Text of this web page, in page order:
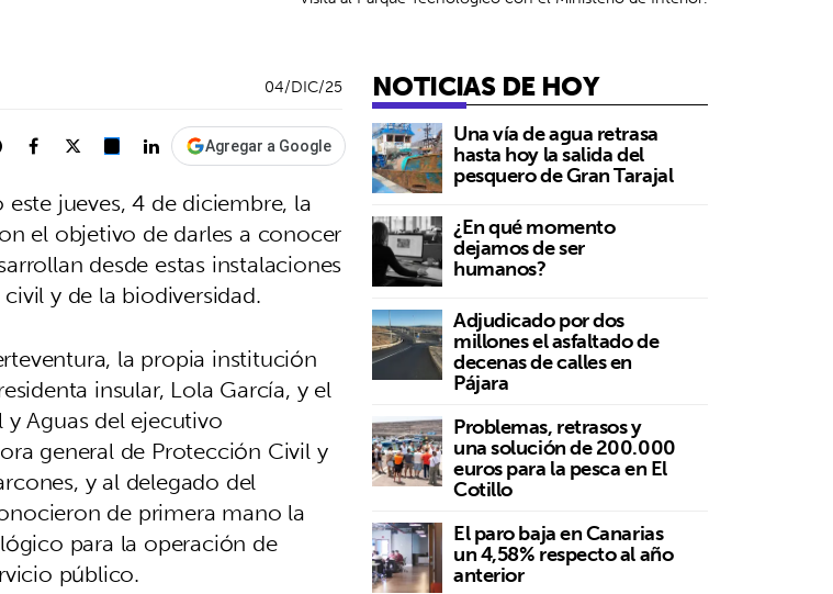
04/DIC/25
Agregar a Google
jueves, 4 de diciembre, la
el objetivo de darles a conocer
desde estas instalaciones
y de la biodiversidad.
la propia institución
insular, Lola García, y el
Aguas del ejecutivo
general de Protección Civil y
y al delegado del
de primera mano la
para la operación de
público.
NOTICIAS DE HOY
Una vía de agua retrasa
hasta hoy la salida del
pesquero de Gran Tarajal
¿En qué momento
dejamos de ser
humanos?
Adjudicado por dos
millones el asfaltado de
decenas de calles en
Pájara
Problemas, retrasos y
una solución de 200.000
euros para la pesca en El
Cotillo
El paro baja en Canarias
un 4,58% respecto al año
anterior